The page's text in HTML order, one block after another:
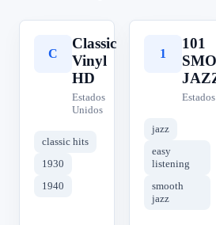
C
Classic
Vinyl
HD
Estados
Unidos
classic hits
1930
1940
1
101
Estados
jazz
easy
listening
smooth
jazz